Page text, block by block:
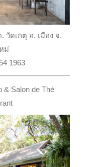
วัดเกตุ อ. เมือง จ.
ม่
1963
& Salon de Thé